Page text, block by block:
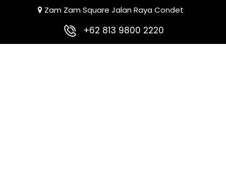
Zam Zam Square Jalan Raya Condet
+62 813 9800 2220